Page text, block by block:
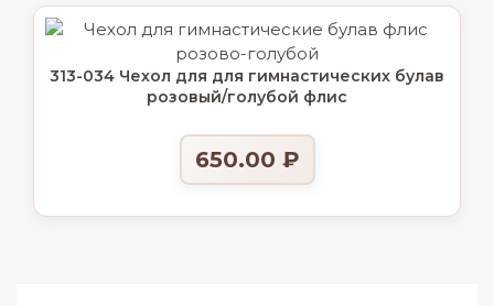
313-034 Чехол для для гимнастических булав
розовый/голубой флис
650.00 ₽